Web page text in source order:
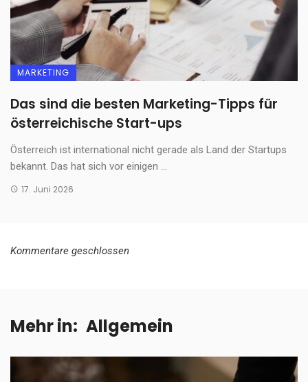
MARKETING
Das sind die besten Marketing-Tipps für
österreichische Start-ups
Österreich ist international nicht gerade als Land der Startups
bekannt. Das hat sich vor einigen ...
17. Juni 2026
Kommentare geschlossen
Mehr in: Allgemein